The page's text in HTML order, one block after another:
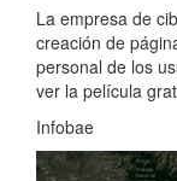
La empresa de
creación de
personal de los
ver la película
Infobae